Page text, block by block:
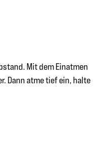
Mit dem Einatmen
Dann atme tief ein, halte